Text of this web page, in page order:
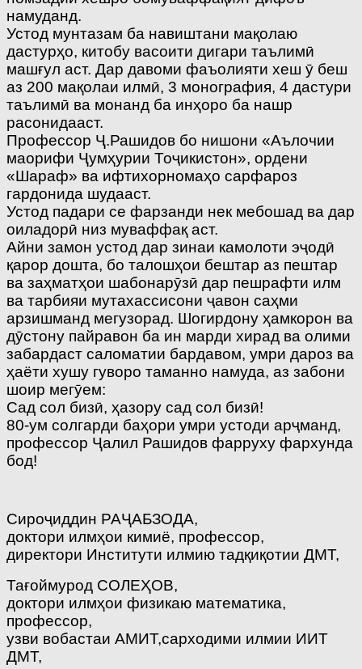
намуданд.
Устод мунтазам ба навиштани мақолаю
дастурҳо, китобу васоити дигари таълимӣ
машғул аст. Дар давоми фаъолияти хеш ӯ беш
аз 200 мақолаи илмӣ, 3 монография, 4 дастури
таълимӣ ва монанд ба инҳоро ба нашр
расонидааст.
Профессор Ҷ.Рашидов бо нишони «Аълочии
маорифи Ҷумҳурии Тоҷикистон», ордени
«Шараф» ва ифтихорномаҳо сарфароз
гардонида шудааст.
Устод падари се фарзанди нек мебошад ва дар
оиладорӣ низ муваффақ аст.
Айни замон устод дар зинаи камолоти эҷодӣ
қарор дошта, бо талошҳои бештар аз пештар
ва заҳматҳои шабонарӯзӣ дар пешрафти илм
ва тарбияи мутахассисони ҷавон саҳми
арзишманд мегузорад. Шогирдону ҳамкорон ва
дӯстону пайравон ба ин марди хирад ва олими
забардаст саломатии бардавом, умри дароз ва
ҳаёти хушу гуворо таманно намуда, аз забони
шоир мегӯем:
Сад сол бизӣ, ҳазору сад сол бизӣ!
80-ум солгарди баҳори умри устоди арҷманд,
профессор Ҷалил Рашидов фарруху фархунда
бод!
Сироҷиддин РАҶАБЗОДА,
доктори илмҳои кимиё, профессор,
директори Институти илмию тадқиқотии ДМТ,
Тағоймурод СОЛЕҲОВ,
доктори илмҳои физикаю математика,
профессор,
узви вобастаи АМИТ,сарходими илмии ИИТ
ДМТ,